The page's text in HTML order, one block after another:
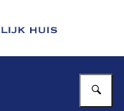
Koninklijk Huis